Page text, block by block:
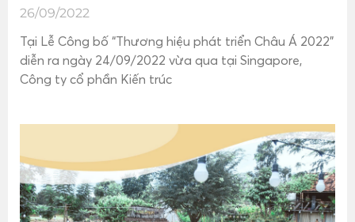
26/09/2022
Tại Lễ Công bố “Thương hiệu phát triển Châu Á 2022”
diễn ra ngày 24/09/2022 vừa qua tại Singapore,
Công ty cổ phần Kiến trúc